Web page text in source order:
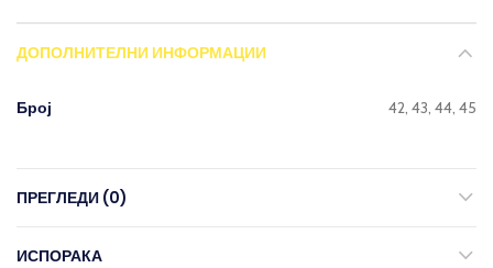
ДОПОЛНИТЕЛНИ ИНФОРМАЦИИ
Број 42, 43, 44, 45
ПРЕГЛЕДИ (0)
ИСПОРАКА